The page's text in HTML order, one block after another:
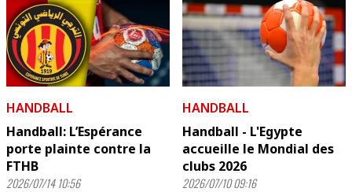
HANDBALL
Handball: L’Espérance
porte plainte contre la
FTHB
2026/07/14 10:56
HANDBALL
Handball - L'Egypte
accueille le Mondial des
clubs 2026
2026/07/10 09:16